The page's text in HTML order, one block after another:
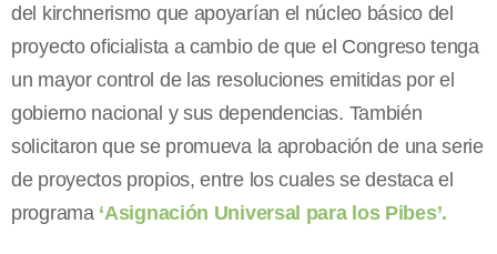
del kirchnerismo que apoyarían el núcleo básico del
proyecto oficialista a cambio de que el Congreso tenga
un mayor control de las resoluciones emitidas por el
gobierno nacional y sus dependencias. También
solicitaron que se promueva la aprobación de una serie
de proyectos propios, entre los cuales se destaca el
programa ‘Asignación Universal para los Pibes’.